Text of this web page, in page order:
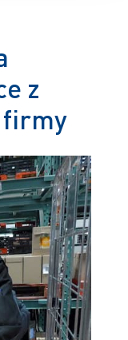
z
firmy